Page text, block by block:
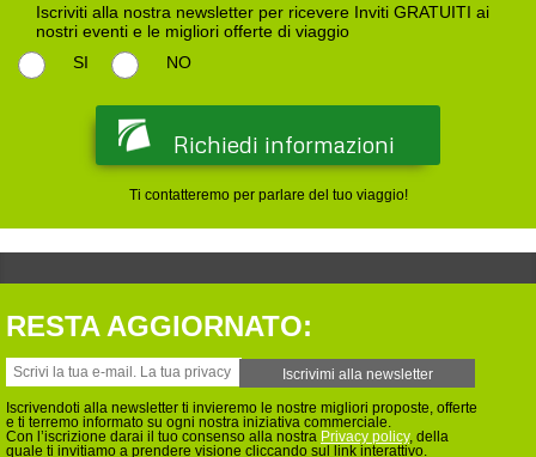
Iscriviti alla nostra newsletter per ricevere Inviti GRATUITI ai
nostri eventi e le migliori offerte di viaggio
SI
NO
Ti contatteremo per parlare del tuo viaggio!
RESTA AGGIORNATO:
Iscrivendoti alla newsletter ti invieremo le nostre migliori proposte, offerte
e ti terremo informato su ogni nostra iniziativa commerciale.
Con l’iscrizione darai il tuo consenso alla nostra Privacy policy, della
quale ti invitiamo a prendere visione cliccando sul link interattivo.